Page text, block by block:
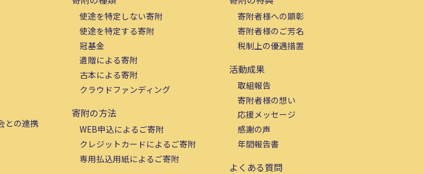
との連携
使途を特定しない寄附
使途を特定する寄附
冠基金
遺贈による寄附
古本による寄附
クラウドファンディング
寄附の方法
WEB申込によるご寄附
クレジットカードによるご寄附
専用払込用紙によるご寄附
寄附者様への顕彰
寄附者様のご芳名
税制上の優遇措置
活動成果
取組報告
寄附者様の想い
応援メッセージ
感謝の声
年間報告書
よくある質問